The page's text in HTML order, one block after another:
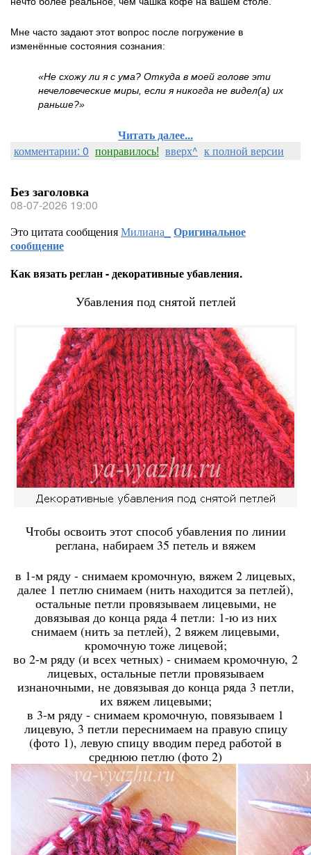
Мне часто задают этот вопрос после погружение в
изменённые состояния сознания:
«Не схожу ли я с ума? Откуда в моей голове эти
нечеловеческие миры, если я никогда не видел(а) их
раньше?»
Читать далее...
комментарии: 0 понравилось! вверх^ к полной версии
Без заголовка
08-07-2026 19:00
Это цитата сообщенияМилиана_ Оригинальное
сообщение
Как вязать реглан - декоративные убавления.
Убавления под снятой петлей
Чтобы освоить этот способ убавления по линии
реглана, набираем 35 петель и вяжем
в 1-м ряду - снимаем кромочную, вяжем 2 лицевых,
далее 1 петлю снимаем (нить находится за петлей),
остальные петли провязываем лицевыми, не
довязывая до конца ряда 4 петли: 1-ю из них
снимаем (нить за петлей), 2 вяжем лицевыми,
кромочную тоже лицевой;
во 2-м ряду (и всех четных) - снимаем кромочную, 2
лицевых, остальные петли провязываем
изнаночными, не довязывая до конца ряда 3 петли,
их вяжем лицевыми;
в 3-м ряду - снимаем кромочную, повязываем 1
лицевую, 3 петли переснимаем на правую спицу
(фото 1), левую спицу вводим перед работой в
среднюю петлю (фото 2)